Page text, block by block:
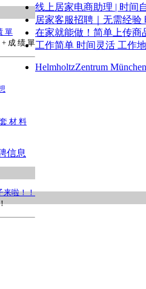
單
成 绩 單
材 料
来啦！！
线上居家电商助理 | 时间
居家客服招聘｜无需经验
在家就能做！简单上传商
工作简单 时间灵活 工作
HelmholtzZentrum München
信息